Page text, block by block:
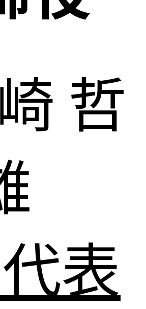
哲
代表